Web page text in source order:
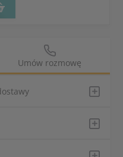
Umów rozmowę